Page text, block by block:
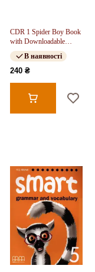
CDR 1 Spider Boy Book
with Downloadable
Audio
В наявності
240 ₴